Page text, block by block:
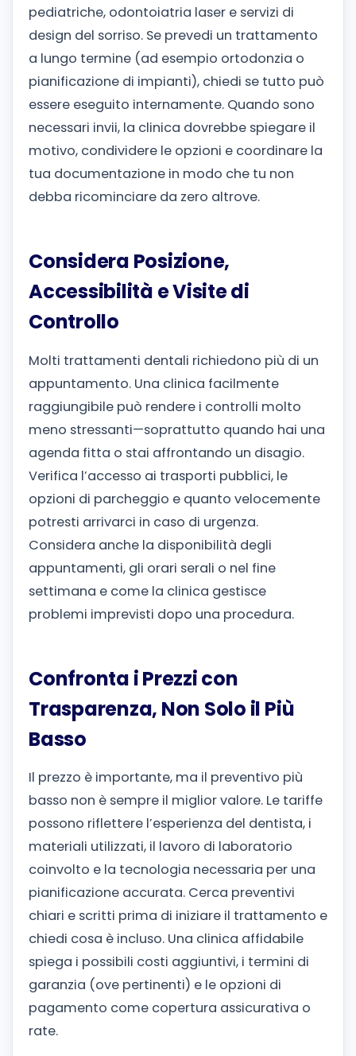
pediatriche, odontoiatria laser e servizi di
design del sorriso. Se prevedi un trattamento
a lungo termine (ad esempio ortodonzia o
pianificazione di impianti), chiedi se tutto può
essere eseguito internamente. Quando sono
necessari invii, la clinica dovrebbe spiegare il
motivo, condividere le opzioni e coordinare la
tua documentazione in modo che tu non
debba ricominciare da zero altrove.
Considera Posizione,
Accessibilità e Visite di
Controllo
Molti trattamenti dentali richiedono più di un
appuntamento. Una clinica facilmente
raggiungibile può rendere i controlli molto
meno stressanti—soprattutto quando hai una
agenda fitta o stai affrontando un disagio.
Verifica l’accesso ai trasporti pubblici, le
opzioni di parcheggio e quanto velocemente
potresti arrivarci in caso di urgenza.
Considera anche la disponibilità degli
appuntamenti, gli orari serali o nel fine
settimana e come la clinica gestisce
problemi imprevisti dopo una procedura.
Confronta i Prezzi con
Trasparenza, Non Solo il Più
Basso
Il prezzo è importante, ma il preventivo più
basso non è sempre il miglior valore. Le tariffe
possono riflettere l’esperienza del dentista, i
materiali utilizzati, il lavoro di laboratorio
coinvolto e la tecnologia necessaria per una
pianificazione accurata. Cerca preventivi
chiari e scritti prima di iniziare il trattamento e
chiedi cosa è incluso. Una clinica affidabile
spiega i possibili costi aggiuntivi, i termini di
garanzia (ove pertinenti) e le opzioni di
pagamento come copertura assicurativa o
rate.